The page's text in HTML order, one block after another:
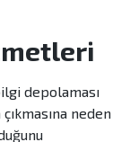
depolaması
neden